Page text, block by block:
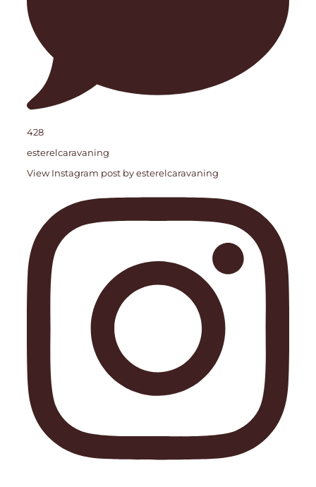
428
esterelcaravaning
View Instagram post by esterelcaravaning